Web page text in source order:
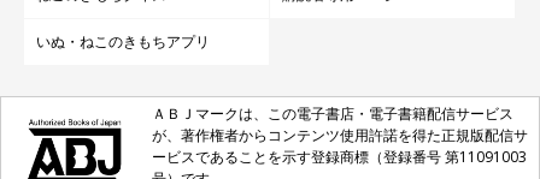
いぬ・ねこのきもちアプリ
ＡＢＪマークは、この電子書店・電子書籍配信サービス
が、著作権者からコンテンツ使用許諾を得た正規版配信サ
ービスであることを示す登録商標（登録番号 第11091003